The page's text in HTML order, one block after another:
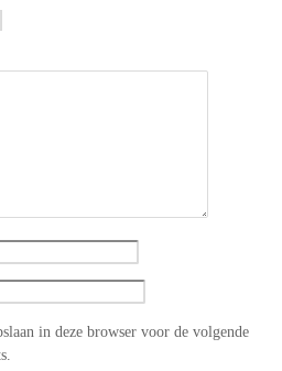
in deze browser voor de volgende